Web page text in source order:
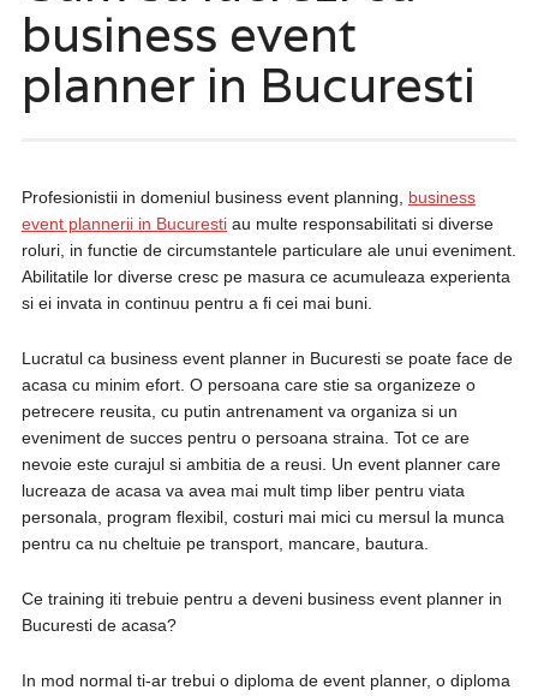
business event
planner in Bucuresti
Profesionistii in domeniul business event planning, business
event plannerii in Bucurestiau multe responsabilitati si diverse
roluri, in functie de circumstantele particulare ale unui eveniment.
Abilitatile lor diverse cresc pe masura ce acumuleaza experienta
si ei invata in continuu pentru a fi cei mai buni.
Lucratul ca business event planner in Bucuresti se poate face de
acasa cu minim efort. O persoana care stie sa organizeze o
petrecere reusita, cu putin antrenament va organiza si un
eveniment de succes pentru o persoana straina. Tot ce are
nevoie este curajul si ambitia de a reusi. Un event planner care
lucreaza de acasa va avea mai mult timp liber pentru viata
personala, program flexibil, costuri mai mici cu mersul la munca
pentru ca nu cheltuie pe transport, mancare, bautura.
Ce training iti trebuie pentru a deveni business event planner in
Bucuresti de acasa?
In mod normal ti-ar trebui o diploma de event planner, o diploma